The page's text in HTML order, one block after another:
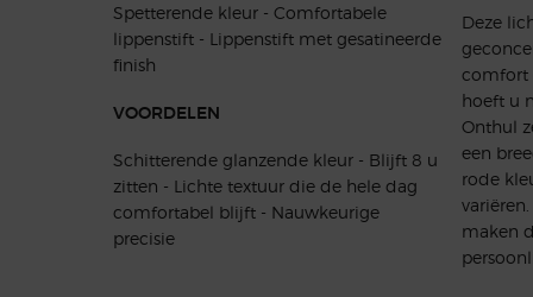
Spetterende kleur - Comfortabele
lippenstift - Lippenstift met gesatineerde
finish
VOORDELEN
Schitterende glanzende kleur - Blijft 8 u
zitten - Lichte textuur die de hele dag
comfortabel blijft - Nauwkeurige
precisie
Deze
comfort
hoeft u
Onthul
een
rode
maken